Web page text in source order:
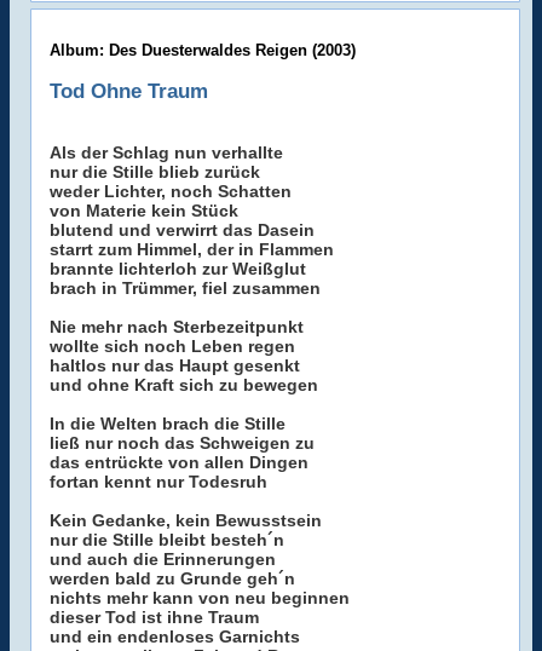
Album: Des Duesterwaldes Reigen (2003)
Tod Ohne Traum
Als der Schlag nun verhallte
nur die Stille blieb zurück
weder Lichter, noch Schatten
von Materie kein Stück
blutend und verwirrt das Dasein
starrt zum Himmel, der in Flammen
brannte lichterloh zur Weißglut
brach in Trümmer, fiel zusammen
Nie mehr nach Sterbezeitpunkt
wollte sich noch Leben regen
haltlos nur das Haupt gesenkt
und ohne Kraft sich zu bewegen
In die Welten brach die Stille
ließ nur noch das Schweigen zu
das entrückte von allen Dingen
fortan kennt nur Todesruh
Kein Gedanke, kein Bewusstsein
nur die Stille bleibt besteh´n
und auch die Erinnerungen
werden bald zu Grunde geh´n
nichts mehr kann von neu beginnen
dieser Tod ist ihne Traum
und ein endenloses Garnichts